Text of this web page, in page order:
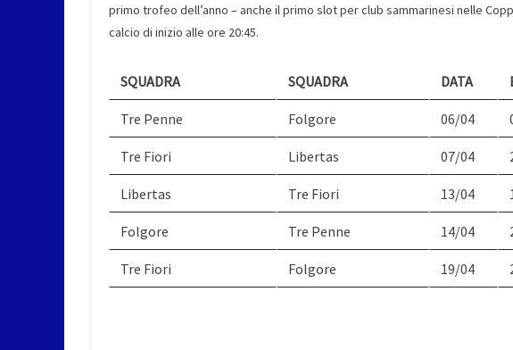
primo trofeo dell’anno – anche il primo slot per club sammarinesi nelle
calcio di inizio alle ore 20:45.
SQUADRA SQUADRA DATA
Tre Penne Folgore 06/04
Tre Fiori Libertas 07/04
Libertas Tre Fiori 13/04
Folgore Tre Penne 14/04
Tre Fiori Folgore 19/04